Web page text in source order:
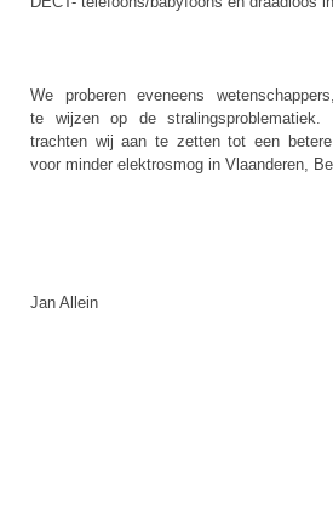
We proberen eveneens
te wijzen op de stralingsproblematiek.
trachten wij aan te zetten tot een
voor minder elektrosmog in Vlaanderen,
Jan Allein